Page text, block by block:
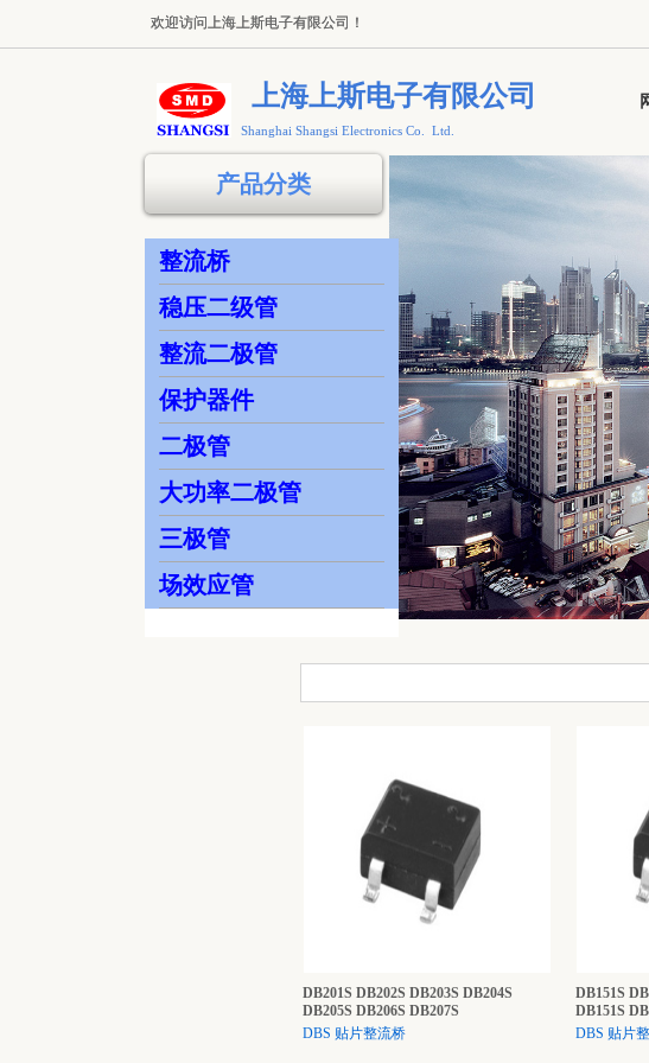
欢迎访问上海上斯电子有限公司！
欢迎访问上海上斯电子有限公司！
上海上斯电子有限公司
Shanghai Shangsi Electronics Co. Ltd.
产品分类
整流桥
稳压二级管
整流二极管
保护器件
二极管
大功率二极管
三极管
场效应管
DB201S DB202S DB203S DB204S
DB205S DB206S DB207S
DBS 贴片整流桥
DB151S
DB151S
DBS 贴片